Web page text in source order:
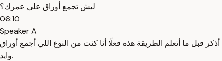
ليش تجمع أوراق على عمرك؟
06:10
Speaker A
أذكر قبل ما أتعلم الطريقة هذه فعلًا أنا كنت من النوع اللي أجمع أوراق
وايد.